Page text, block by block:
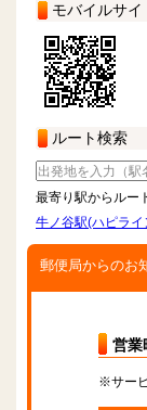
モバイルサイ
ルート検索
最寄り駅からルー
牛ノ谷駅(ハピラ
郵便局からのお
営業
※サー